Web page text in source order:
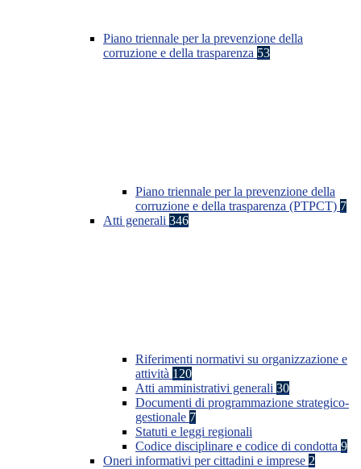
Piano triennale per la prevenzione della
corruzione e della trasparenza 53
Piano triennale per la prevenzione della
corruzione e della trasparenza (PTPCT) 7
Atti generali 346
Riferimenti normativi su organizzazione e
attività 120
Atti amministrativi generali 30
Documenti di programmazione strategico-
gestionale 7
Statuti e leggi regionali
Codice disciplinare e codice di condotta 9
Oneri informativi per cittadini e imprese 2